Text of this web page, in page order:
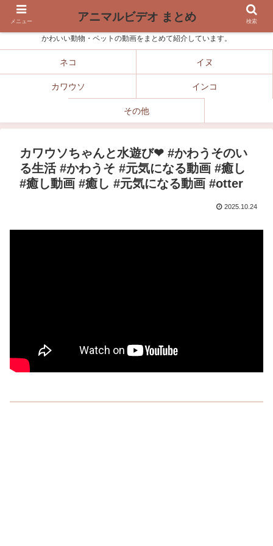
かわいい動物・ペットの動画をまとめて紹介しています。
ネコ イヌ
カワウソ インコ
その他
カワウソちゃんと水遊び❤ #かわうそのい
る生活 #かわうそ #元気になる動画 #癒し
#癒し動画 #癒し #元気になる動画 #otter
2025.10.24
メニュー アニマルビデオ まとめ 検索